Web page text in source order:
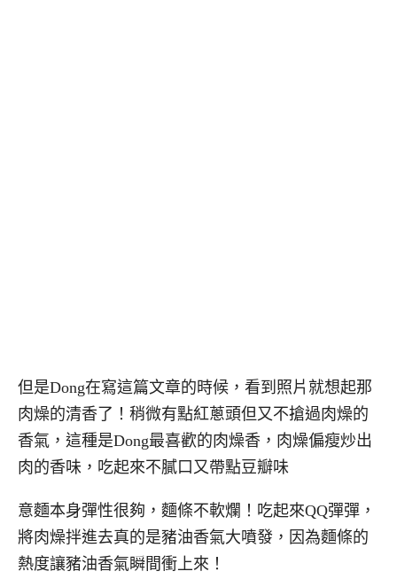
但是Dong在寫這篇文章的時候，看到照片就想起那
肉燥的清香了！稍微有點紅蔥頭但又不搶過肉燥的
香氣，這種是Dong最喜歡的肉燥香，肉燥偏瘦炒出
肉的香味，吃起來不膩口又帶點豆瓣味
意麵本身彈性很夠，麵條不軟爛！吃起來QQ彈彈，
將肉燥拌進去真的是豬油香氣大噴發，因為麵條的
熱度讓豬油香氣瞬間衝上來！